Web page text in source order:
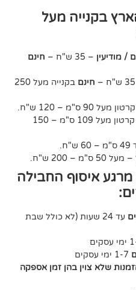
מעל
חינם
בקנייה מעל 250
– קרטון מעל 109 ס"מ – 150
החבילה
(לא כולל שבת
זמן אספקה